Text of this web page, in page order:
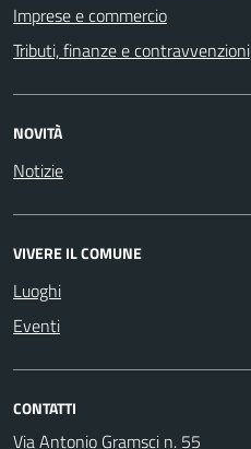
Imprese e commercio
Tributi, finanze e contravvenzioni
NOVITÀ
Notizie
VIVERE IL COMUNE
Luoghi
Eventi
CONTATTI
Via Antonio Gramsci n. 55